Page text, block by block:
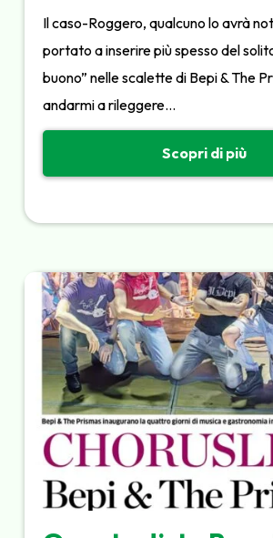
Il caso-Roggero, qualcuno lo avrà
portato a inserire più spesso del
buono” nelle scalette di Bepi & The
andarmi a rileggere…
Scopri di più